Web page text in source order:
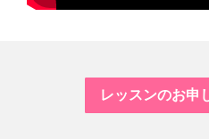
レッスンのお申